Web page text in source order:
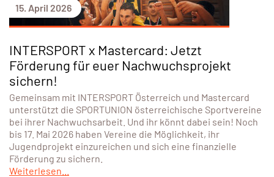
15. April 2026
INTERSPORT x Mastercard: Jetzt
Förderung für euer Nachwuchsprojekt
sichern!
Gemeinsam mit INTERSPORT Österreich und Mastercard
unterstützt die SPORTUNION österreichische Sportvereine
bei ihrer Nachwuchsarbeit. Und ihr könnt dabei sein! Noch
bis 17. Mai 2026 haben Vereine die Möglichkeit, ihr
Jugendprojekt einzureichen und sich eine finanzielle
Förderung zu sichern.
Weiterlesen...